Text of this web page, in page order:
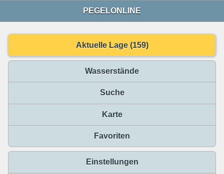
PEGELONLINE
Aktuelle Lage (159)
Wasserstände
Suche
Karte
Favoriten
Einstellungen